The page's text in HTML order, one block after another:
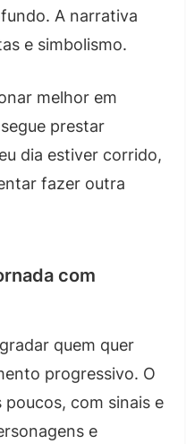
A narrativa
e simbolismo.
melhor em
prestar
dia estiver corrido,
fazer outra
com
quem quer
progressivo. O
com sinais e
e